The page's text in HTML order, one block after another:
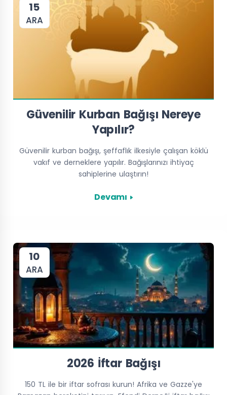
15
ARA
Güvenilir Kurban Bağışı Nereye
Yapılır?
Güvenilir kurban bağışı, şeffaflık ilkesiyle çalışan köklü
vakıf ve derneklere yapılır. Bağışlarınızı ihtiyaç
sahiplerine ulaştırın!
Devamı
10
ARA
2026 İftar Bağışı
150 TL ile bir iftar sofrası kurun! Afrika ve Gazze'ye